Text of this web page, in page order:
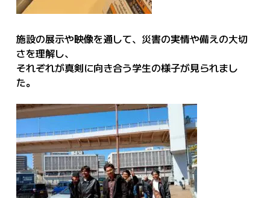
施設の展示や映像を通して、災害の実情や備えの大切
さを理解し、
それぞれが真剣に向き合う学生の様子が見られまし
た。